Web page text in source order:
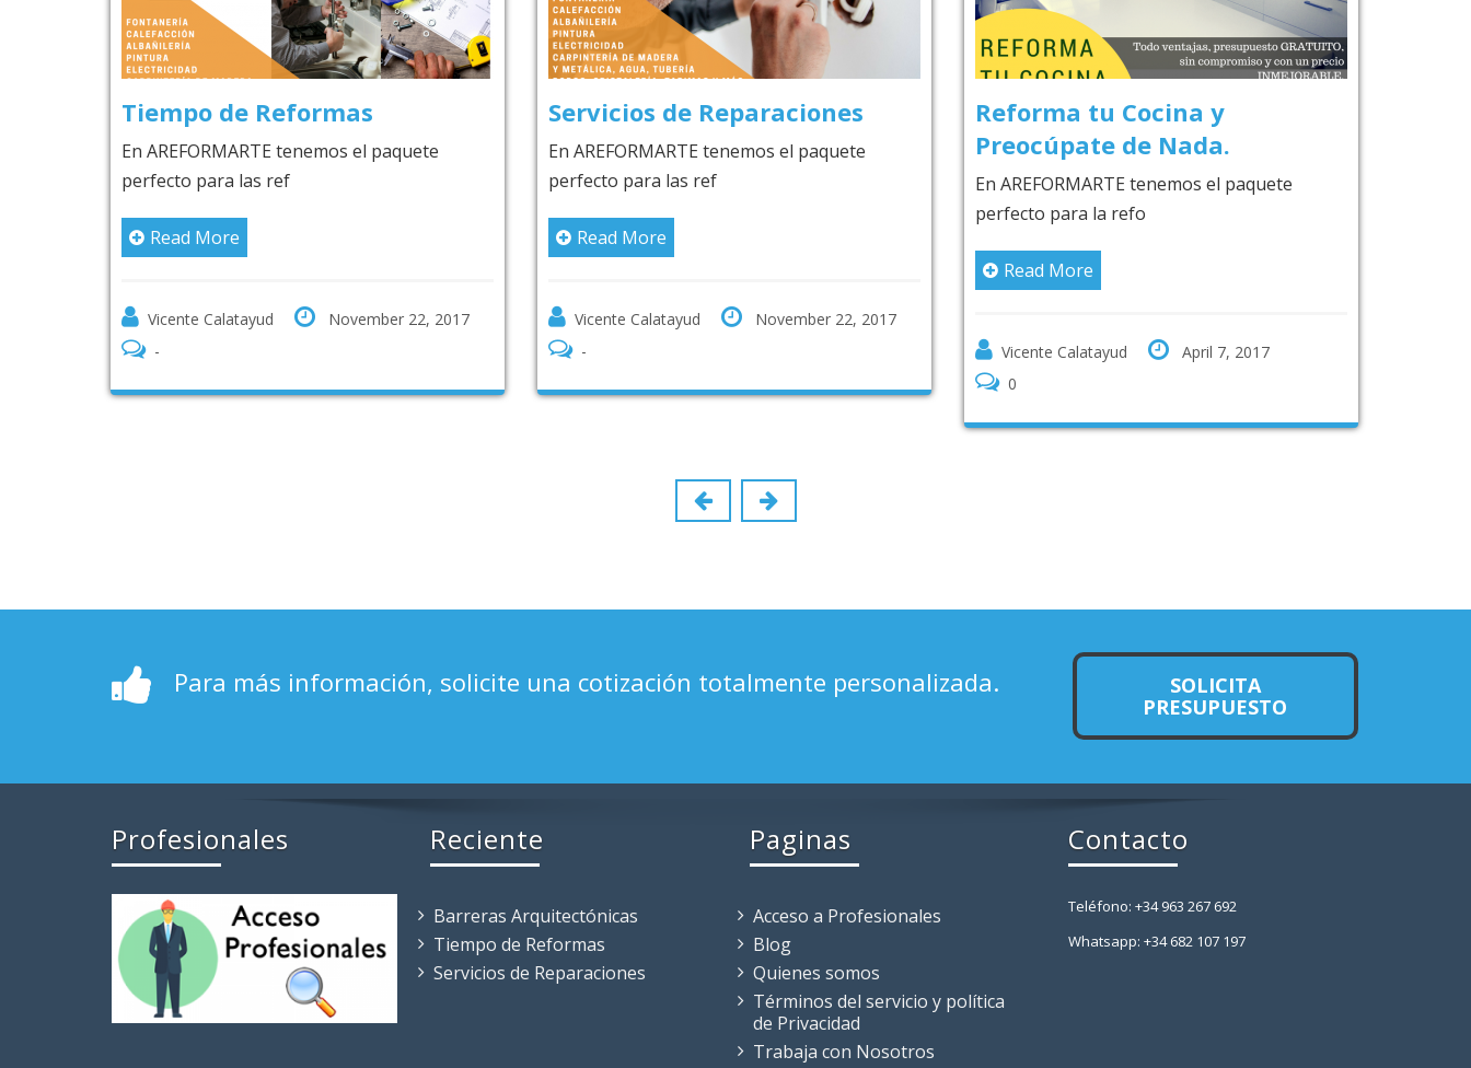
Reformas
tenemos el paquete
November 22, 2017
Servicios de Reparaciones
En AREFORMARTE tenemos el paquete
Vicente Calatayud
November 22, 2017
Reforma tu Cocina y
Preocúpate de Nada.
En AREFORMARTE tenemos el paquete
April 7, 2017
Reforma tu Baño Y
Preocúpate de Nada
En AREFORMARTE tenemos el
Vicente Calatayud
Para más información, solicite una cotización totalmente personalizada.
SOLICITA
PRESUPUESTO
Profesionales Reciente
Barreras Arquitectónicas
Tiempo de Reformas
Servicios de Reparaciones
Paginas
Acceso a Profesionales
Blog
Quienes somos
Términos del servicio y política
de Privacidad
Trabaja con Nosotros
Contacto
Teléfono: +34 963 267 692
Whatsapp: +34 682 107 197